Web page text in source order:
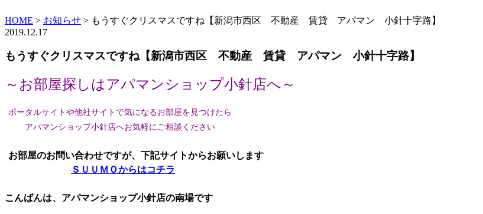
HOME > お知らせ > もうすぐクリスマスですね【新潟市西区 不動産 賃貸 アパマン 小針十字路】
2019.12.17
もうすぐクリスマスですね【新潟市西区 不動産 賃貸 アパマン 小針十字路】
～お部屋探しはアパマンショップ小針店へ～
ポータルサイトや他社サイトで気になるお部屋を見つけたら
アパマンショップ小針店へお気軽にご相談ください
お部屋のお問い合わせですが、下記サイトからお願いします
ＳＵＵＭＯからはコチラ
こんばんは、アパマンショップ小針店の南場です